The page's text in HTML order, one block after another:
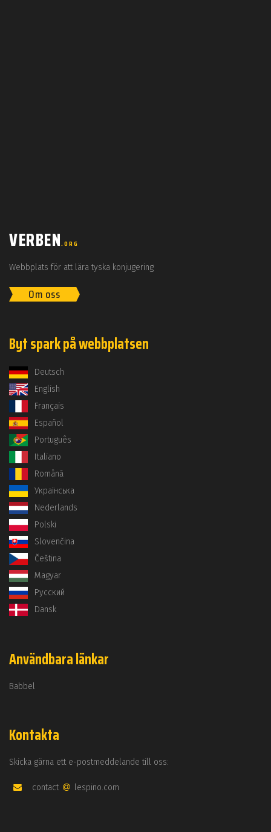
VERBEN.ORG
Webbplats för att lära tyska konjugering
Om oss
Byt spark på webbplatsen
Deutsch
English
Français
Español
Português
Italiano
Română
Українська
Nederlands
Polski
Slovenčina
Čeština
Magyar
Русский
Dansk
Användbara länkar
Babbel
Kontakta
Skicka gärna ett e-postmeddelande till oss:
contact lespino.com